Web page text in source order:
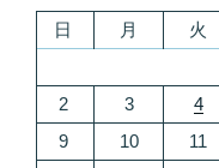
日
月 火
2
3 4
9
10 11